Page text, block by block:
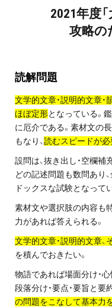
費用について
お申込みの流れ
よくある質問
採用情報
インフォメーション
会社概要
採用情報
プライバシーポリシー
免責事項・著作権等
2021年度
攻略の
読解問題
文学的文章・説明的文章
ほぼ定形となっている。
に厄介である。素材文の
もなり、読むスピードが必
設問は、抜き出し ・空欄補
どの記述問題も数問あり
ドックスな試験となってい
素材文や選択肢の内容も
力があれば答えられる。
文学的文章・説明的文章
を積んでおきたい。
物語であれば場面分け・
段落分け・要点・要旨と要
の問題をこなして基本力